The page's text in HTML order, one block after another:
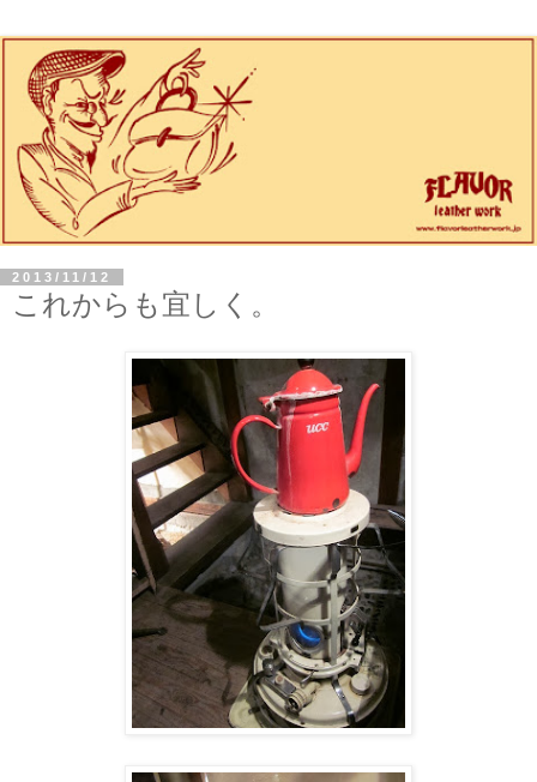
2013/11/12
これからも宜しく。